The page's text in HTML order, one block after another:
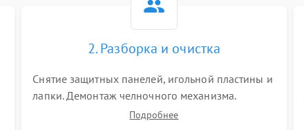
2. Разборка и очистка
Снятие защитных панелей, игольной пластины и
лапки. Демонтаж челночного механизма.
Тщательная очистка внутренних узлов от
Подробнее